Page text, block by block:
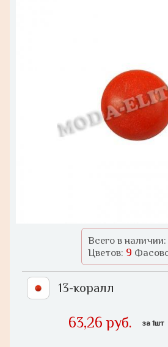
Всего в наличии:
Цветов: 9
13-коралл
63,26 руб. за 1шт